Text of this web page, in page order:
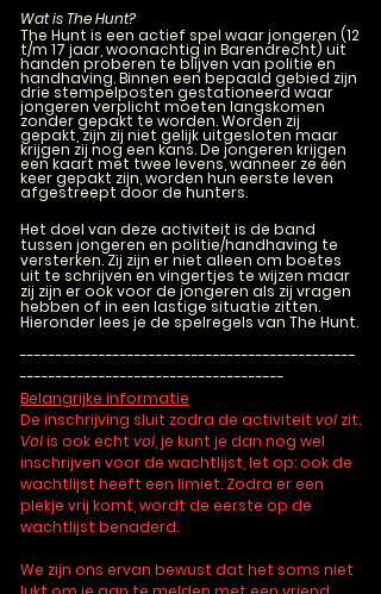
Wat is The Hunt?
The Hunt is een actief spel waar jongeren (12
t/m 17 jaar, woonachtig in Barendrecht) uit
handen proberen te blijven van politie en
handhaving. Binnen een bepaald gebied zijn
drie stempelposten gestationeerd waar
jongeren verplicht moeten langskomen
zonder gepakt te worden. Worden zij
gepakt, zijn zij niet gelijk uitgesloten maar
krijgen zij nog een kans. De jongeren krijgen
een kaart met twee levens, wanneer ze één
keer gepakt zijn, worden hun eerste leven
afgestreept door de hunters.
Het doel van deze activiteit is de band
tussen jongeren en politie/handhaving te
versterken. Zij zijn er niet alleen om boetes
uit te schrijven en vingertjes te wijzen maar
zij zijn er ook voor de jongeren als zij vragen
hebben of in een lastige situatie zitten.
Hieronder lees je de spelregels van The Hunt.
-----------------------------------------------
-------------------------------------
Belangrijke informatie
De inschrijving sluit zodra de activiteit vol zit.
Volis ook echt vol , je kunt je dan nog wel
inschrijven voor de wachtlijst, let op: ook de
wachtlijst heeft een limiet. Zodra er een
plekje vrij komt, wordt de eerste op de
wachtlijst benaderd.
We zijn ons ervan bewust dat het soms niet